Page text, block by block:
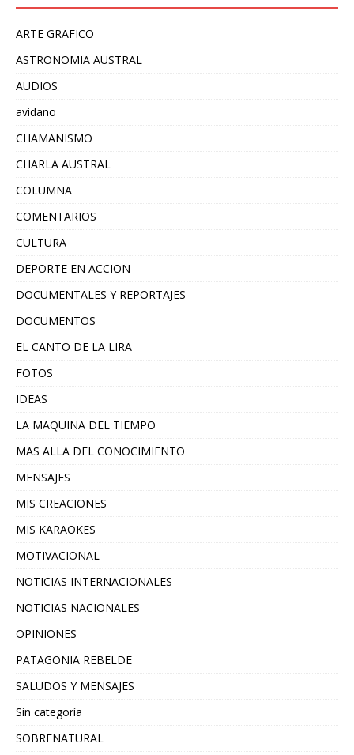
ARTE GRAFICO
ASTRONOMIA AUSTRAL
AUDIOS
avidano
CHAMANISMO
CHARLA AUSTRAL
COLUMNA
COMENTARIOS
CULTURA
DEPORTE EN ACCION
DOCUMENTALES Y REPORTAJES
DOCUMENTOS
EL CANTO DE LA LIRA
FOTOS
IDEAS
LA MAQUINA DEL TIEMPO
MAS ALLA DEL CONOCIMIENTO
MENSAJES
MIS CREACIONES
MIS KARAOKES
MOTIVACIONAL
NOTICIAS INTERNACIONALES
NOTICIAS NACIONALES
OPINIONES
PATAGONIA REBELDE
SALUDOS Y MENSAJES
Sin categoría
SOBRENATURAL